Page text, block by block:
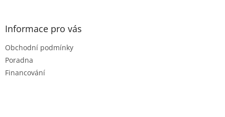
Informace pro vás
Obchodní podmínky
Poradna
Financování